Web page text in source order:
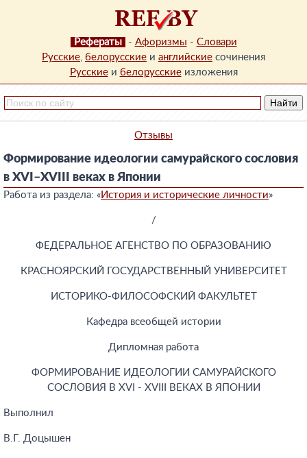
Рефераты - Афоризмы - Словари
Русские, белорусские и английские сочинения
Русскиеи белорусскиеизложения
Отзывы
Формирование идеологии самурайского сословия
в XVI–XVIII веках в Японии
Работа из раздела: «История и исторические личности»
/
ФЕДЕРАЛЬНОЕ АГЕНСТВО ПО ОБРАЗОВАНИЮ
КРАСНОЯРСКИЙ ГОСУДАРСТВЕННЫЙ УНИВЕРСИТЕТ
ИСТОРИКО-ФИЛОСОФСКИЙ ФАКУЛЬТЕТ
Кафедра всеобщей истории
Дипломная работа
ФОРМИРОВАНИЕ ИДЕОЛОГИИ САМУРАЙСКОГО
СОСЛОВИЯ В XVI - XVIII ВЕКАХ В ЯПОНИИ
Выполнил
В.Г. Доцышен